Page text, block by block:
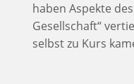
haben Aspekte
Gesellschaft“
selbst zu Kurs